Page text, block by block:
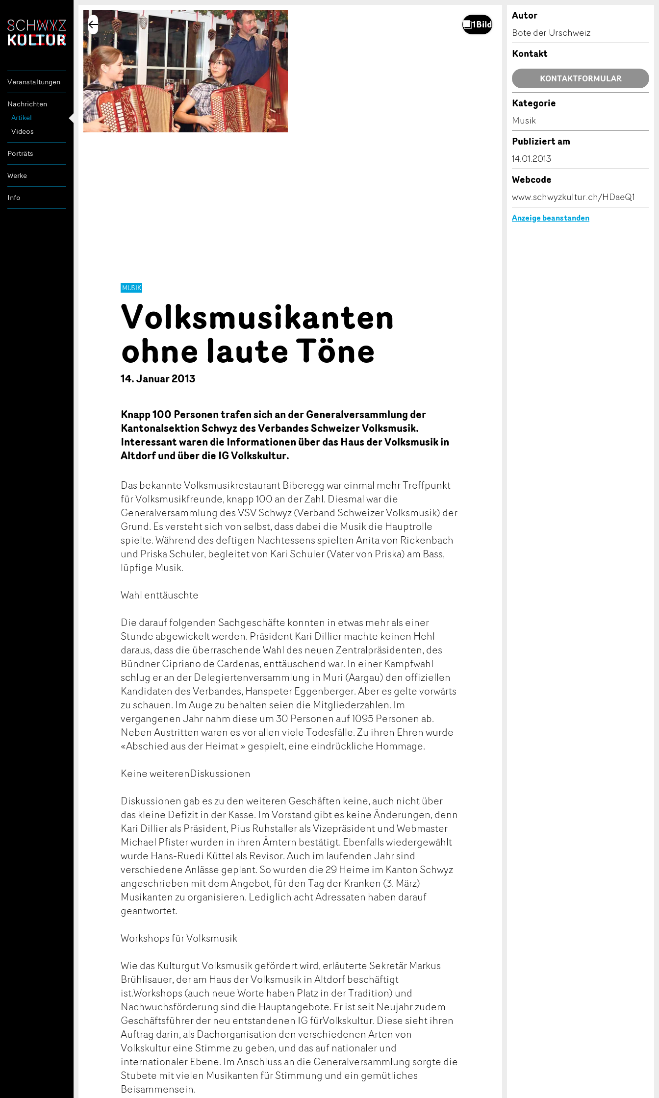
Veranstaltungen
Nachrichten
Artikel
Videos
Porträts
Werke
Info
MUSIK
Volksmusikanten
ohne laute Töne
14. Januar 2013
Knapp 100 Personen trafen sich an der Generalversammlung der
Kantonalsektion Schwyz des Verbandes Schweizer Volksmusik.
Interessant waren die Informationen über das Haus der Volksmusik in
Altdorf und über die IG Volkskultur.
Das bekannte Volksmusikrestaurant Biberegg war einmal mehr Treffpunkt
für Volksmusikfreunde, knapp 100 an der Zahl. Diesmal war die
Generalversammlung des VSV Schwyz (Verband Schweizer Volksmusik) der
Grund. Es versteht sich von selbst, dass dabei die Musik die Hauptrolle
spielte. Während des deftigen Nachtessens spielten Anita von Rickenbach
und Priska Schuler, begleitet von Kari Schuler (Vater von Priska) am Bass,
lüpfige Musik.
Wahl enttäuschte
Die darauf folgenden Sachgeschäfte konnten in etwas mehr als einer
Stunde abgewickelt werden. Präsident Kari Dillier machte keinen Hehl
daraus, dass die überraschende Wahl des neuen Zentralpräsidenten, des
Bündner Cipriano de Cardenas, enttäuschend war. In einer Kampfwahl
schlug er an der Delegiertenversammlung in Muri (Aargau) den offiziellen
Kandidaten des Verbandes, Hanspeter Eggenberger. Aber es gelte vorwärts
zu schauen. Im Auge zu behalten seien die Mitgliederzahlen. Im
vergangenen Jahr nahm diese um 30 Personen auf 1095 Personen ab.
Neben Austritten waren es vor allen viele Todesfälle. Zu ihren Ehren wurde
«Abschied aus der Heimat » gespielt, eine eindrückliche Hommage.
Keine weiterenDiskussionen
Diskussionen gab es zu den weiteren Geschäften keine, auch nicht über
das kleine Defizit in der Kasse. Im Vorstand gibt es keine Änderungen, denn
Kari Dillier als Präsident, Pius Ruhstaller als Vizepräsident und Webmaster
Michael Pfister wurden in ihren Ämtern bestätigt. Ebenfalls wiedergewählt
wurde Hans-Ruedi Küttel als Revisor. Auch im laufenden Jahr sind
verschiedene Anlässe geplant. So wurden die 29 Heime im Kanton Schwyz
angeschrieben mit dem Angebot, für den Tag der Kranken (3. März)
Musikanten zu organisieren. Lediglich acht Adressaten haben darauf
geantwortet.
Workshops für Volksmusik
Wie das Kulturgut Volksmusik gefördert wird, erläuterte Sekretär Markus
Brühlisauer, der am Haus der Volksmusik in Altdorf beschäftigt
ist.Workshops (auch neue Worte haben Platz in der Tradition) und
Nachwuchsförderung sind die Hauptangebote. Er ist seit Neujahr zudem
Geschäftsführer der neu entstandenen IG fürVolkskultur. Diese sieht ihren
Auftrag darin, als Dachorganisation den verschiedenen Arten von
Volkskultur eine Stimme zu geben, und das auf nationaler und
internationaler Ebene. Im Anschluss an die Generalversammlung sorgte die
Stubete mit vielen Musikanten für Stimmung und ein gemütliches
Beisammensein.
Autor
Bote der Urschweiz
Kontakt
KONTAKTFORMULAR
Kategorie
Musik
Publiziert am
14.01.2013
Webcode
www.schwyzkultur.ch/HDaeQ1
Anzeige beanstanden